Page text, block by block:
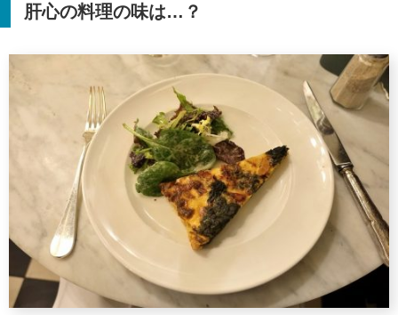
肝心の料理の味は…？